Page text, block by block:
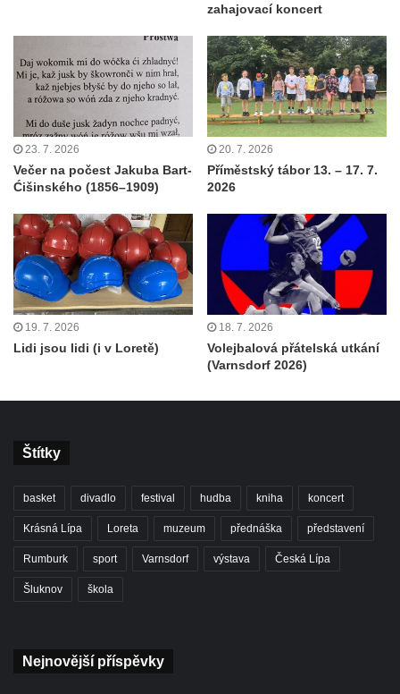
zahajovací koncert
23. 7. 2026
Večer na počest Jakuba Bart-
Ćišinského (1856–1909)
20. 7. 2026
Příměstský tábor 13. – 17. 7.
2026
19. 7. 2026
Lidi jsou lidi (i v Loretě)
18. 7. 2026
Volejbalová přátelská utkání
(Varnsdorf 2026)
Štítky
basket divadlo festival hudba kniha koncert
Krásná Lípa Loreta muzeum přednáška představení
Rumburk sport Varnsdorf výstava Česká Lípa
Šluknov škola
Nejnovější příspěvky